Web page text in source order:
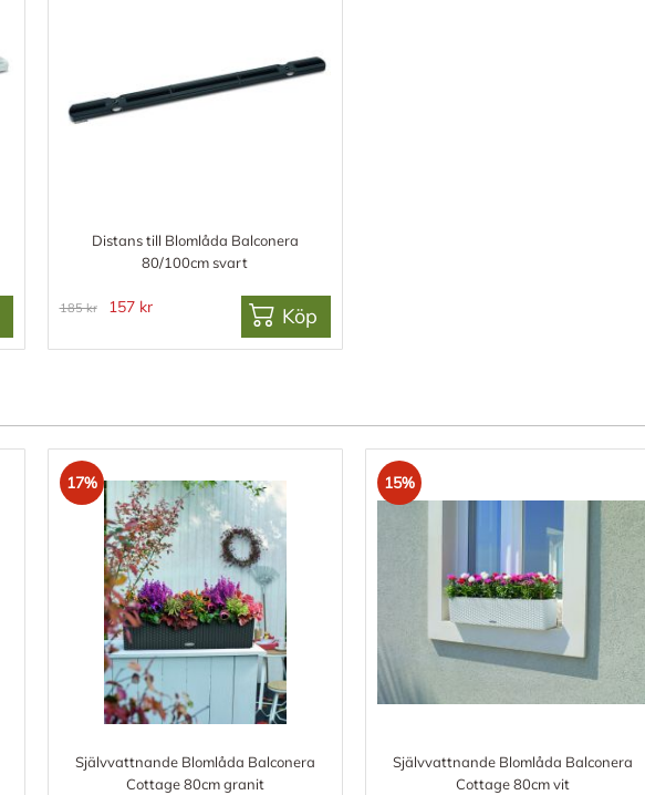
Distans till Blomlåda Balconera
80/100cm svart
185 kr 157 kr Köp
17%
Självvattnande Blomlåda Balconera
Cottage 80cm granit
15%
Självvattnande Blomlåda Balconera
Cottage 80cm vit